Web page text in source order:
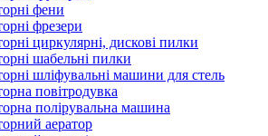
фени
фрезери
циркулярні, дискові пилки
шабельні пилки
шліфувальні машини для стель
повітродувка
полірувальна машина
аератор